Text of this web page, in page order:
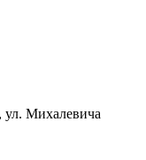
ул. Михалевича